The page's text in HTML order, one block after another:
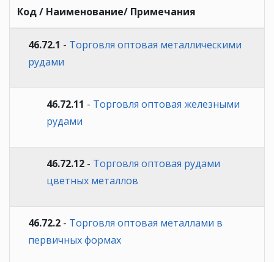
Код / Наименование/ Примечания
46.72.1 - Торговля оптовая металлическими
рудами
46.72.11 - Торговля оптовая железными
рудами
46.72.12 - Торговля оптовая рудами
цветных металлов
46.72.2 - Торговля оптовая металлами в
первичных формах